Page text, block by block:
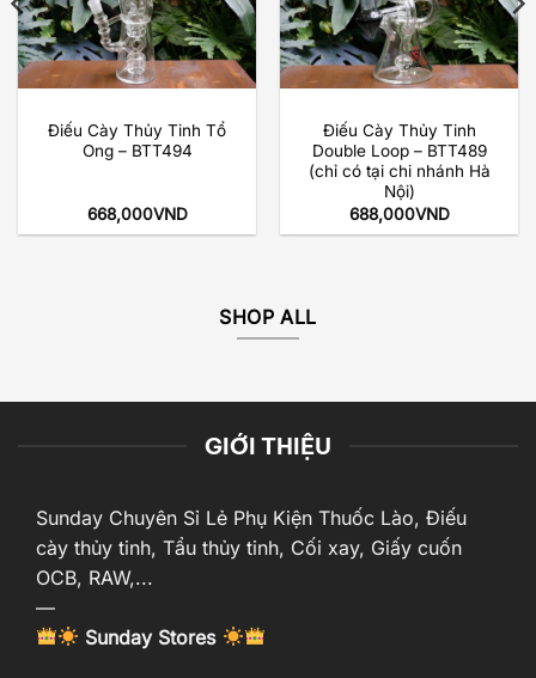
Điếu Cày Thủy Tinh Tổ
Ong – BTT494
668,000VND
Điếu Cày Thủy Tinh
Double Loop – BTT489
(chỉ có tại chi nhánh Hà
Nội)
688,000VND
SHOP ALL
GIỚI THIỆU
Sunday Chuyên Sỉ Lẻ Phụ Kiện Thuốc Lào, Điếu
cày thủy tinh, Tẩu thủy tinh, Cối xay, Giấy cuốn
OCB, RAW,...
—
Sunday Stores